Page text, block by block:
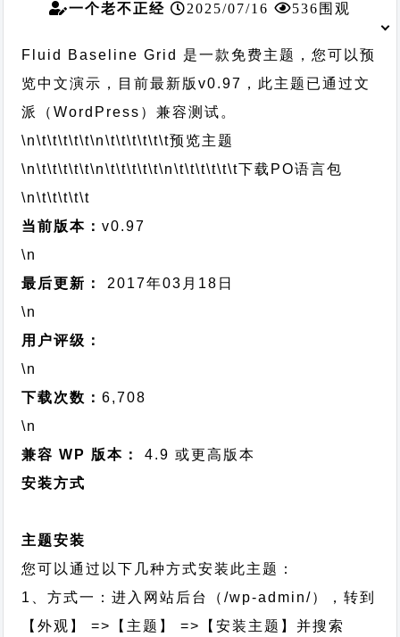
一个老不正经 2025/07/16 536围观
Fluid Baseline Grid 是一款免费主题，您可以预
览中文演示，目前最新版v0.97，此主题已通过文
派（WordPress）兼容测试。
\n\t\t\t\t\t\n\t\t\t\t\t\t预览主题
\n\t\t\t\t\t\n\t\t\t\t\t\n\t\t\t\t\t\t下载PO语言包
\n\t\t\t\t\t
当前版本：v0.97
\n
最后更新：
2017年03月18日
\n
用户评级：
\n
下载次数：6,708
\n
兼容 WP 版本：
4.9 或更高版本
安装方式
主题安装
您可以通过以下几种方式安装此主题：
1、方式一：进入网站后台（/wp-admin/），转到
【外观】 =>【主题】 =>【安装主题】并搜索